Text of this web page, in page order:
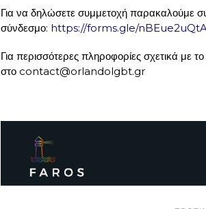
Για να δηλώσετε συμμετοχή παρακαλούμε
σύνδεσμο: https://forms.gle/
Για περισσότερες πληροφορίες σχετικά με
στο contact@orlandolgbt.gr